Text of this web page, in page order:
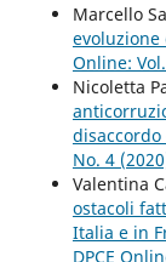
Marcello
evoluzione
Online:
Nicoletta
No. 4
Valentina
ostacoli
Italia e in
DPCE